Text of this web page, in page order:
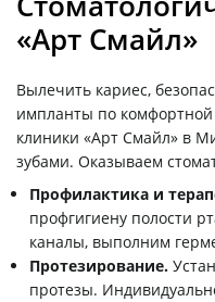
«Арт Смайл»
Вылечить кариес,
импланты по комфортной
клиники «Арт Смайл» в
зубами. Оказываем
Профилактика и
профгигиену полости
каналы, выполним
Протезирование.
протезы.